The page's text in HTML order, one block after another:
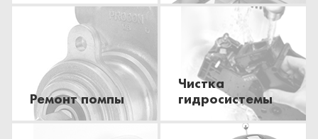
Ремонт помпы
Чистка
гидросистемы